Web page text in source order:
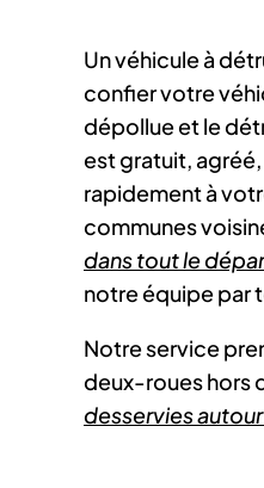
Un véhicule à
confier votre
dépollue et le
est gratuit,
rapidement à
communes
dans tout le
notre équipe par
Notre service
deux-roues hors
desservies